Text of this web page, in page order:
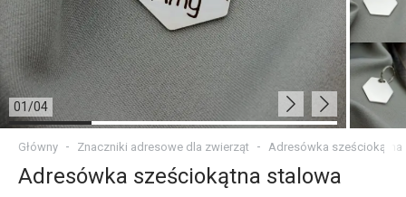
01 /04
Główny Znaczniki adresowe dla zwierząt Adresówka sześciokątna
Adresówka sześciokątna stalowa